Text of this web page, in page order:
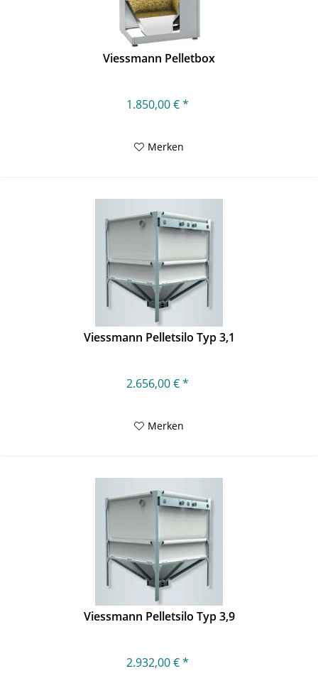
Viessmann Pelletbox
1.850,00 € *
Merken
Viessmann Pelletsilo Typ 3,1
2.656,00 € *
Merken
Viessmann Pelletsilo Typ 3,9
2.932,00 € *